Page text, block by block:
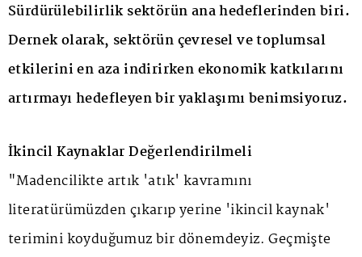
Sürdürülebilirlik sektörün ana hedeflerinden biri.
Dernek olarak, sektörün çevresel ve toplumsal
etkilerini en aza indirirken ekonomik katkılarını
artırmayı hedefleyen bir yaklaşımı benimsiyoruz.
İkincil Kaynaklar Değerlendirilmeli
"Madencilikte artık 'atık' kavramını
literatürümüzden çıkarıp yerine 'ikincil kaynak'
terimini koyduğumuz bir dönemdeyiz. Geçmişte